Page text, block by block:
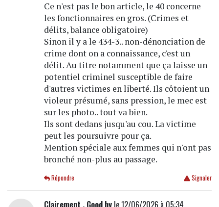
Ce n'est pas le bon article, le 40 concerne
les fonctionnaires en gros. (Crimes et
délits, balance obligatoire)
Sinon il y a le 434-3.. non-dénonciation de
crime dont on a connaissance, c'est un
délit. Au titre notamment que ça laisse un
potentiel criminel susceptible de faire
d'autres victimes en liberté. Ils côtoient un
violeur présumé, sans pression, le mec est
sur les photo.. tout va bien.
Ils sont dedans jusqu'au cou. La victime
peut les poursuivre pour ça.
Mention spéciale aux femmes qui n'ont pas
bronché non-plus au passage.
Signaler
Répondre